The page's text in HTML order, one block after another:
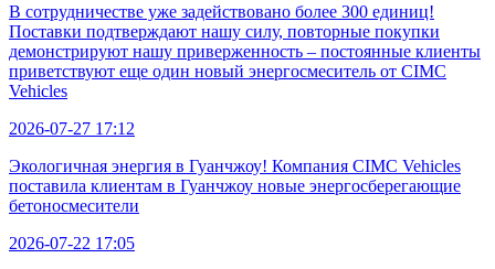
В сотрудничестве уже задействовано более 300 единиц!
Поставки подтверждают нашу силу, повторные покупки
демонстрируют нашу приверженность – постоянные клиенты
приветствуют еще один новый энергосмеситель от CIMC
Vehicles
2026-07-27 17:12
Экологичная энергия в Гуанчжоу! Компания CIMC Vehicles
поставила клиентам в Гуанчжоу новые энергосберегающие
бетоносмесители
2026-07-22 17:05